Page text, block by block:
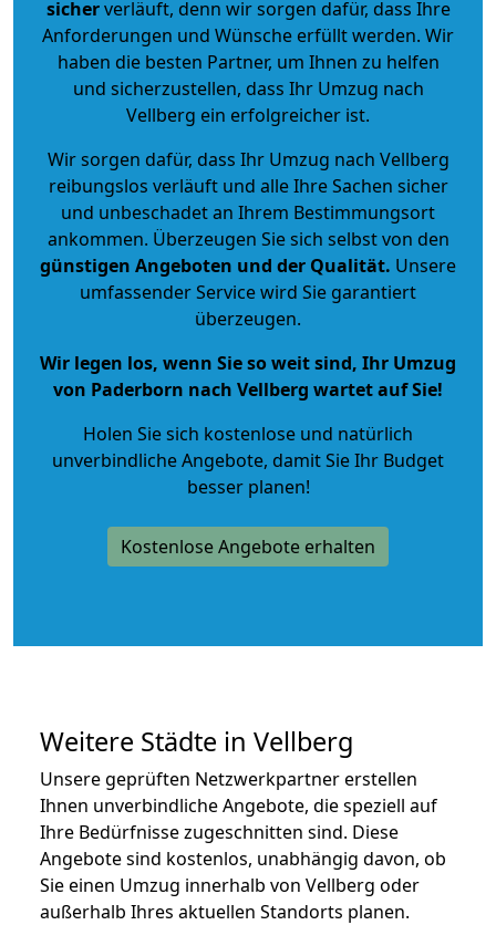
sicherverläuft, denn wir sorgen dafür, dass Ihre
Anforderungen und Wünsche erfüllt werden. Wir
haben die besten Partner, um Ihnen zu helfen
und sicherzustellen, dass Ihr Umzug nach
Vellberg ein erfolgreicher ist.
Wir sorgen dafür, dass Ihr Umzug nach Vellberg
reibungslos verläuft und alle Ihre Sachen sicher
und unbeschadet an Ihrem Bestimmungsort
ankommen. Überzeugen Sie sich selbst von den
günstigen Angeboten und der Qualität. Unsere
umfassender Service wird Sie garantiert
überzeugen.
Wir legen los, wenn Sie so weit sind, Ihr Umzug
von Paderborn nach Vellberg wartet auf Sie!
Holen Sie sich kostenlose und natürlich
unverbindliche Angebote, damit Sie Ihr Budget
besser planen!
Kostenlose Angebote erhalten
Weitere Städte in Vellberg
Unsere geprüften Netzwerkpartner erstellen
Ihnen unverbindliche Angebote, die speziell auf
Ihre Bedürfnisse zugeschnitten sind. Diese
Angebote sind kostenlos, unabhängig davon, ob
Sie einen Umzug innerhalb von Vellberg oder
außerhalb Ihres aktuellen Standorts planen.